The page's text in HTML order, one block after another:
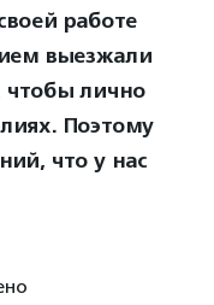
работе
выезжали
чтобы лично
Поэтому
что у нас